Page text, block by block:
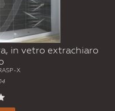
in vetro extrachiaro
X